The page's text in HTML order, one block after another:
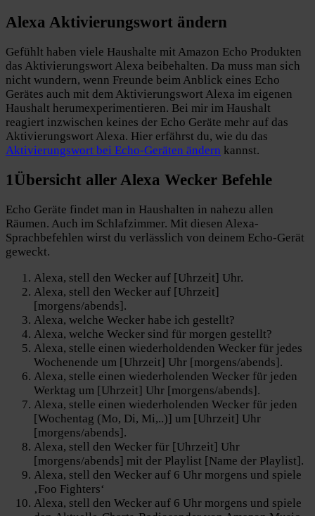
Alexa Aktivierungswort ändern
Gefühlt haben viele Haushalte mit Amazon Echo Produkten
das Aktivierungswort Alexa beibehalten. Da muss man sich
nicht wundern, wenn Freunde beim Anblick eines Echo
Gerätes auch mit dem Aktivierungswort Alexa im eigenen
Haushalt herumexperimentieren. Bei mir im Haushalt
reagiert inzwischen keines der Echo Geräte mehr auf das
Aktivierungswort Alexa. Hier erfährst du, wie du das
Aktivierungswort bei Echo-Geräten ändern kannst.
1Übersicht aller Alexa Wecker Befehle
Echo Geräte findet man in Haushalten in nahezu allen
Räumen. Auch im Schlafzimmer. Mit diesen Alexa-
Sprachbefehlen wirst du verlässlich von deinem Echo-Gerät
geweckt.
Alexa, stell den Wecker auf [Uhrzeit] Uhr.
Alexa, stell den Wecker auf [Uhrzeit]
[morgens/abends].
Alexa, welche Wecker habe ich gestellt?
Alexa, welche Wecker sind für morgen gestellt?
Alexa, stelle einen wiederholdenden Wecker für jedes
Wochenende um [Uhrzeit] Uhr [morgens/abends].
Alexa, stelle einen wiederholenden Wecker für jeden
Werktag um [Uhrzeit] Uhr [morgens/abends].
Alexa, stelle einen wiederholenden Wecker für jeden
[Wochentag (Mo, Di, Mi,..)] um [Uhrzeit] Uhr
[morgens/abends].
Alexa, stell den Wecker für [Uhrzeit] Uhr
[morgens/abends] mit der Playlist [Name der Playlist].
Alexa, stell den Wecker auf 6 Uhr morgens und spiele
‚Foo Fighters‘
Alexa, stell den Wecker auf 6 Uhr morgens und spiele